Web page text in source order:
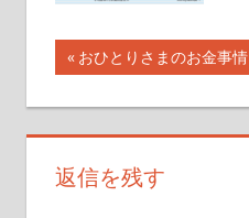
投
稿
ナ
ビ
前
の
記
事:
おひとりさまのお金事情
返信を残す